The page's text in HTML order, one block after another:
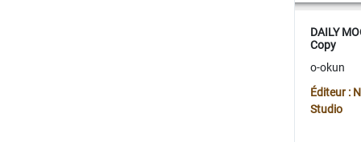
DAILY
Copy
o-okun
Éditeur :
Studio